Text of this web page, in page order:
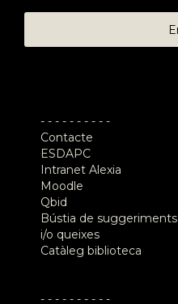
- - - - - - - - - -
Contacte
ESDAPC
Intranet Alexia
Moodle
Qbid
Bústia de suggeriments
i/o queixes
Catàleg biblioteca
- - - - - - - - - -